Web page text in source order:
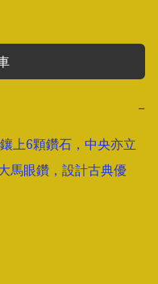
−
上6顆鑽石，中央亦立
馬眼鑽，設計古典優